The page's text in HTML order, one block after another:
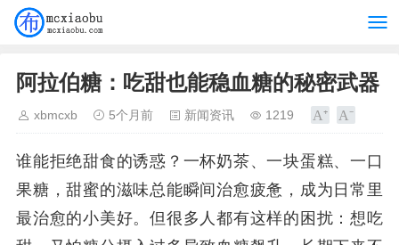
阿拉伯糖：吃甜也能稳血糖的秘密武器
xbmcxb 5个月前 新闻资讯 1219
谁能拒绝甜食的诱惑？一杯奶茶、一块蛋糕、一口
果糖，甜蜜的滋味总能瞬间治愈疲惫，成为日常里
最治愈的小美好。但很多人都有这样的困扰：想吃